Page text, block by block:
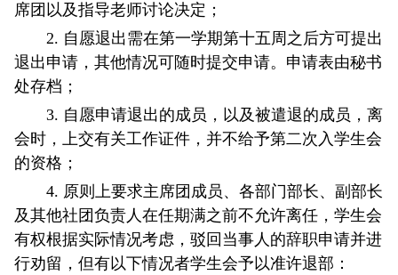
席团以及指导老师讨论决定；
2. 自愿退出需在第一学期第十五周之后方可提出
退出申请，其他情况可随时提交申请。申请表由秘书
处存档；
3. 自愿申请退出的成员，以及被遣退的成员，离
会时，上交有关工作证件，并不给予第二次入学生会
的资格；
4. 原则上要求主席团成员、各部门部长、副部长
及其他社团负责人在任期满之前不允许离任，学生会
有权根据实际情况考虑，驳回当事人的辞职申请并进
行劝留，但有以下情况者学生会予以准许退部：